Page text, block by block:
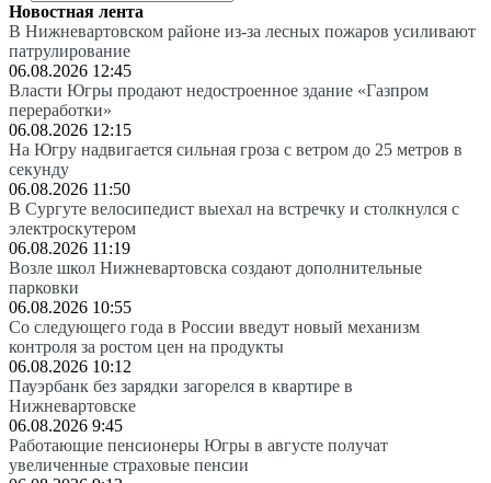
Новостная лента
В Нижневартовском районе из-за лесных пожаров усиливают
патрулирование
06.08.2026 12:45
Власти Югры продают недостроенное здание «Газпром
переработки»
06.08.2026 12:15
На Югру надвигается сильная гроза с ветром до 25 метров в
секунду
06.08.2026 11:50
В Сургуте велосипедист выехал на встречку и столкнулся с
электроскутером
06.08.2026 11:19
Возле школ Нижневартовска создают дополнительные
парковки
06.08.2026 10:55
Со следующего года в России введут новый механизм
контроля за ростом цен на продукты
06.08.2026 10:12
Пауэрбанк без зарядки загорелся в квартире в
Нижневартовске
06.08.2026 9:45
Работающие пенсионеры Югры в августе получат
увеличенные страховые пенсии